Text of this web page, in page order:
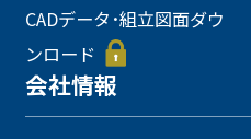
CADデータ･組立図面ダウ
ンロード
会社情報